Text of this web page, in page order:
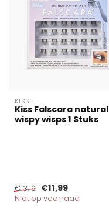
KISS
Kiss Falscara natural
wispy wisps 1 Stuks
€13,19 €11,99
Niet op voorraad